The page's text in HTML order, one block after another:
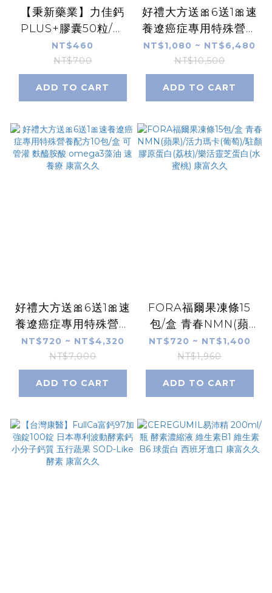
【秉新藥業】力佳鈣
PLUS+膠囊50粒/罐
碳酸鈣 維生素D3 康
富久久
NT$460
NT$700
ADD TO CART
好禮大方送🎀6送1🎀速
養遼癌症專用特殊營養
配方600g/罐 可管灌
麩醯胺酸 omega3藻
油 速養療 康富久久
NT$1,080 ~ NT$6,480
NT$10,500
ADD TO CART
好禮大方送🎀6送1🎀速
養遼癌症專用特殊營養
配方10包/盒 可管灌
麩醯胺酸 omega3藻
油 速養療 康富久久
NT$720 ~ NT$4,320
NT$7,000
ADD TO CART
FORA福爾果凍條15
包/盒 青春NMN(蘋
果)/活力瑪卡(葡萄)/駐
顏膠原蛋白(荔枝)/樂
活靈芝蛋白(水蜜桃)
康富久久
NT$720 ~ NT$1,400
NT$1,960
ADD TO CART